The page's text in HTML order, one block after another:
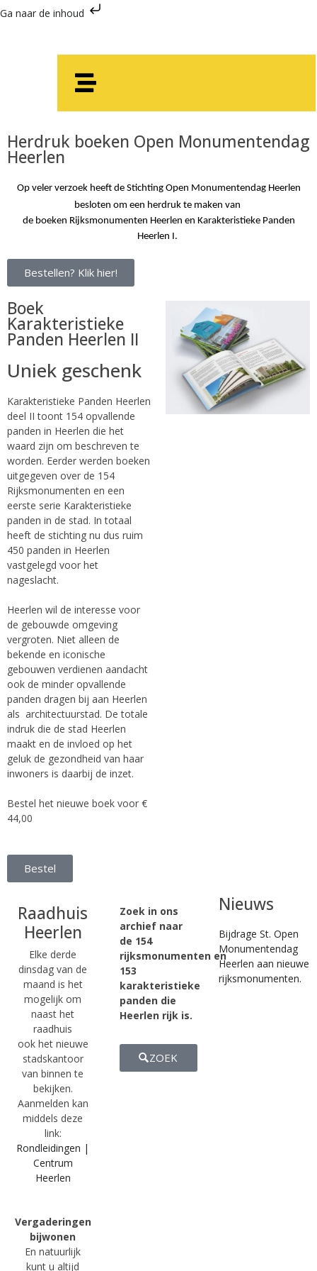
Ga naar de inhoud
Herdruk boeken Open Monumentendag
Heerlen
Op veler verzoek heeft de Stichting Open Monumentendag Heerlen
besloten om een herdruk te maken van
de boeken Rijksmonumenten Heerlen en Karakteristieke Panden
Heerlen I.
Bestellen? Klik hier!
Boek
Karakteristieke
Panden Heerlen II
Uniek geschenk
Karakteristieke Panden Heerlen
deel II toont 154 opvallende
panden in Heerlen die het
waard zijn om beschreven te
worden. Eerder werden boeken
uitgegeven over de 154
Rijksmonumenten en een
eerste serie Karakteristieke
panden in de stad. In totaal
heeft de stichting nu dus ruim
450 panden in Heerlen
vastgelegd voor het
nageslacht.
Heerlen wil de interesse voor
de gebouwde omgeving
vergroten. Niet alleen de
bekende en iconische
gebouwen verdienen aandacht
ook de minder opvallende
panden dragen bij aan Heerlen
als architectuurstad. De totale
indruk die de stad Heerlen
maakt en de invloed op het
geluk de gezondheid van haar
inwoners is daarbij de inzet.
Bestel het nieuwe boek voor €
44,00
Bestel
Raadhuis
Heerlen
Elke derde
dinsdag van de
maand is het
mogelijk om
naast het
raadhuis
ook het nieuwe
stadskantoor
van binnen te
bekijken.
Aanmelden kan
middels deze
link:
Rondleidingen |
Centrum
Heerlen
Vergaderingen
bijwonen
En natuurlijk
kunt u altijd
Zoek in ons
archief naar
de 154
rijksmonumenten en
153
karakteristieke
panden die
Heerlen rijk is.
ZOEK
Nieuws
Bijdrage St. Open
Monumentendag
Heerlen aan nieuwe
rijksmonumenten.